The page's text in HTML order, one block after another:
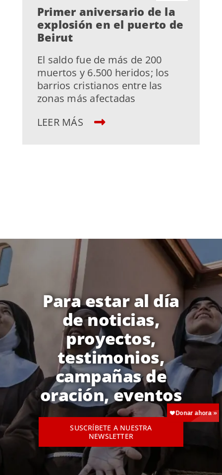
Primer aniversario de la
explosión en el puerto de
Beirut
El saldo fue de más de 200
muertos y 6.500 heridos; los
barrios cristianos entre las
zonas más afectadas
LEER MÁS
Para estar al día
de noticias,
proyectos,
testimonios,
campañas de
oración, eventos
SUSCRÍBETE A NUESTRA
NEWSLETTER